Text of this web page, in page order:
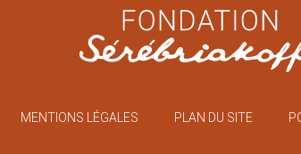
MENTIONS LÉGALES PLAN DU SITE